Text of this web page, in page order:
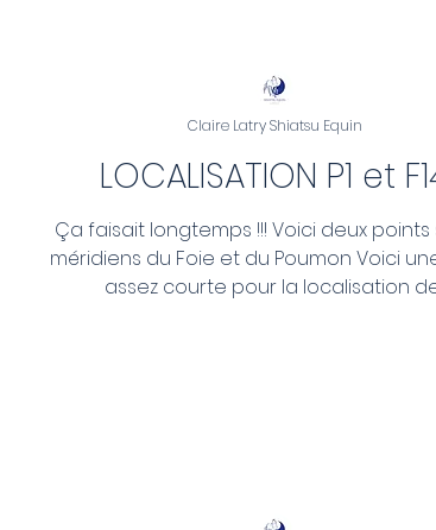
LOCALISATION P1 et
Ça faisait longtemps !!! Voici deux points
méridiens du Foie et du Poumon Voici
assez courte pour la localisation
Claire Latry Shiatsu Equin